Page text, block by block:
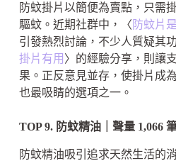
防蚊掛片以簡便為賣點，只需
驅蚊。近期社群中，〈 防蚊片
引發熱烈討論，不少人質疑其
掛片有用 〉的經驗分享，則讓
果。正反意見並存，使掛片成
也最吸睛的選項之一。
TOP 9. 防蚊精油｜聲量 1,066
防蚊精油吸引追求天然生活的